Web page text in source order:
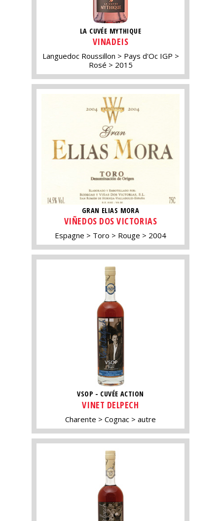
LA CUVÉE MYTHIQUE
VINADEIS
Languedoc Roussillon
Pays d'Oc IGP
Rosé
2015
GRAN ELIAS MORA
VIÑEDOS DOS VICTORIAS
Espagne Toro Rouge 2004
VSOP - CUVÉE ACTION
VINET DELPECH
Charente Cognac autre